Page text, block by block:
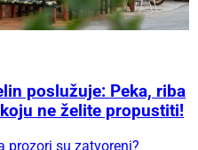
poslužuje: Peka, riba
ne želite propustiti!
prozori su zatvoreni?